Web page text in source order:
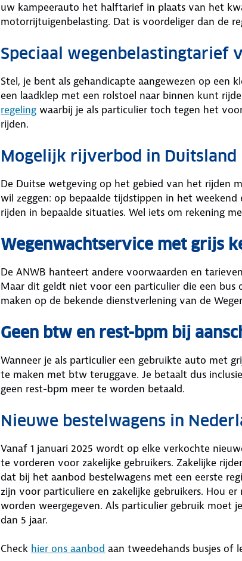
uw kampeerauto het halftarief in plaats van het
motorrijtuigenbelasting. Dat is voordeliger dan de
Speciaal wegenbelastingtarief
Stel, je bent als gehandicapte aangewezen op een
een laadklep met een rolstoel naar binnen kunt
regeling waarbij je als particulier toch tegen het
rijden.
Mogelijk rijverbod in Duitsland
De Duitse wetgeving op het gebied van het rijden
wil zeggen: op bepaalde tijdstippen in het
rijden in bepaalde situaties. Wel iets om rekening
Wegenwachtservice met grijs
De ANWB hanteert andere voorwaarden en
Maar dit geldt niet voor een particulier die een
maken op de bekende dienstverlening van de
Geen btw en rest-bpm bij
Wanneer je als particulier een gebruikte auto met
te maken met btw teruggave. Je betaalt dus
geen rest-bpm meer te worden betaald.
Nieuwe bestelwagens in
Vanaf 1 januari 2025 wordt op elke verkochte
te vorderen voor zakelijke gebruikers. Zakelijke
dat bij het aanbod bestelwagens met een eerste
zijn voor particuliere en zakelijke gebruikers. Hou
worden weergegeven. Als particulier gebruik moet
dan 5 jaar.
Check hier ons aanbod aan tweedehands busjes of